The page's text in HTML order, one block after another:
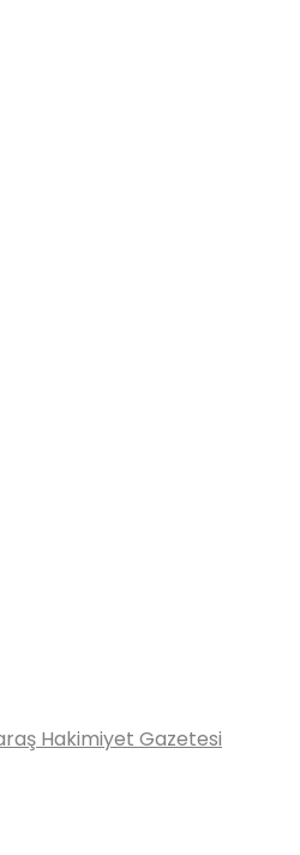
Hakimiyet Gazetesi